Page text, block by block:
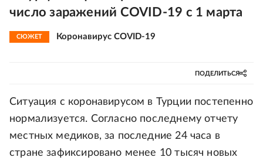
число заражений COVID-19 с 1 марта
СЮЖЕТ Коронавирус COVID-19
ПОДЕЛИТЬСЯ
Ситуация с коронавирусом в Турции постепенно
нормализуется. Согласно последнему отчету
местных медиков, за последние 24 часа в
стране зафиксировано менее 10 тысяч новых